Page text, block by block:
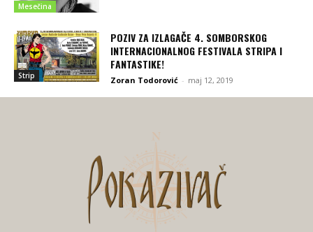
Mesečina
Strip
POZIV ZA IZLAGAČE 4. SOMBORSKOG
INTERNACIONALNOG FESTIVALA STRIPA I
FANTASTIKE!
Zoran Todorović - maj 12, 2019